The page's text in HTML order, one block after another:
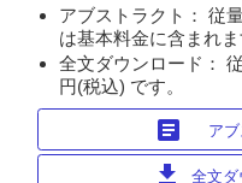
アブストラクト： 従
は基本料金に含まれま
全文ダウンロード：
円(税込) です。
article ア
download 全文ダ